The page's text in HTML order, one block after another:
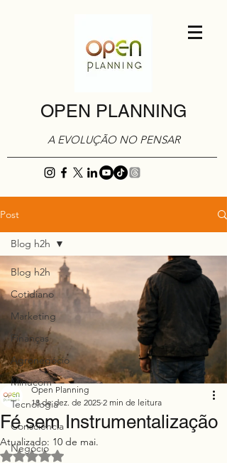
OPEN PLANNING
A EVOLUÇÃO NO PENSAR
Post
Blog h2h
Cotidiano
Marketing
Finanças
Agronegócio
Minucom
Tecnologia
Consciência
Negócio
Blog h2h
Fé sem Instrumentalização
Open Planning
18 de dez. de 2025 2 min de leitura
Atualizado: 10 de mai.
Avaliado com NaN de 5 estrelas.